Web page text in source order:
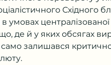
Східного
умовах
де й у яких обсягах
само залишався